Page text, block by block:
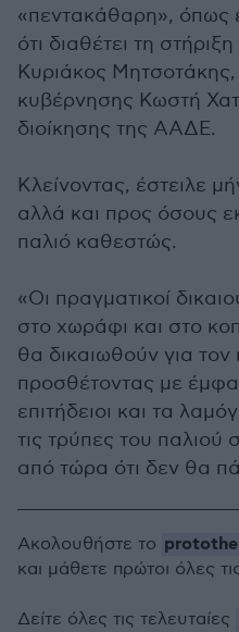
«πεντακάθαρη», όπως
ότι διαθέτει τη
Κυριάκος
κυβέρνησης Κωστή
διοίκησης της ΑΑΔΕ.
Κλείνοντας, έστειλε
αλλά και προς όσους
παλιό καθεστώς.
«Οι πραγματικοί
στο χωράφι και στο
θα δικαιωθούν για
προσθέτοντας με
επιτήδειοι και τα
τις τρύπες του
από τώρα ότι δεν θα
Ακολουθήστε το
και μάθετε πρώτοι όλες
Δείτε όλες τις τελευταίες